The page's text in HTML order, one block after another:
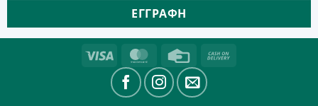
Visa MasterCard
Credit
Card